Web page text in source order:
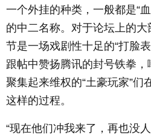
一个外挂的种类，一般都是“
的中二名称。对于论坛上的
节是一场戏剧性十足的“打脸
跟帖中赞扬腾讯的封号铁拳
聚集起来维权的“土豪玩家”们
这样的过程。
“现在他们冲我来了，再也没